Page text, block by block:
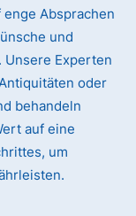
Absprachen
und
Unsere Experten
oder
behandeln
auf eine
um